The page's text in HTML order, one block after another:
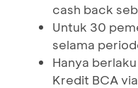
cash back
Untuk 30
selama
Hanya
Kredit BCA